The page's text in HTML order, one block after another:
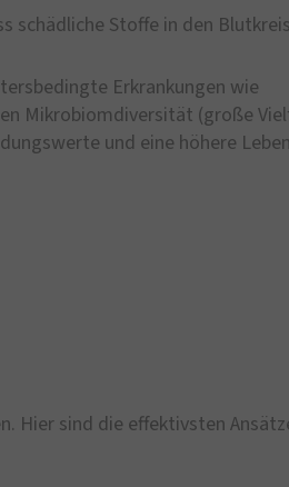
schädliche Stoffe in den
Erkrankungen wie
Mikrobiomdiversität (große
und eine höhere
Hier sind die effektivsten